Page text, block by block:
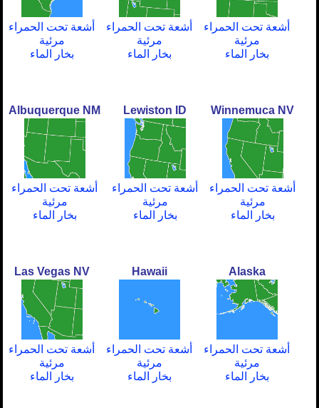
أشعة تحت الحمراء
مرئية
بخار الماء
أشعة تحت الحمراء
مرئية
بخار الماء
أشعة تحت الحمراء
مرئية
بخار الماء
Albuquerque NM
أشعة تحت الحمراء
مرئية
بخار الماء
Lewiston ID
أشعة تحت الحمراء
مرئية
بخار الماء
Winnemuca NV
أشعة تحت الحمراء
مرئية
بخار الماء
Las Vegas NV
أشعة تحت الحمراء
مرئية
بخار الماء
Hawaii
أشعة تحت الحمراء
مرئية
بخار الماء
Alaska
أشعة تحت الحمراء
مرئية
بخار الماء